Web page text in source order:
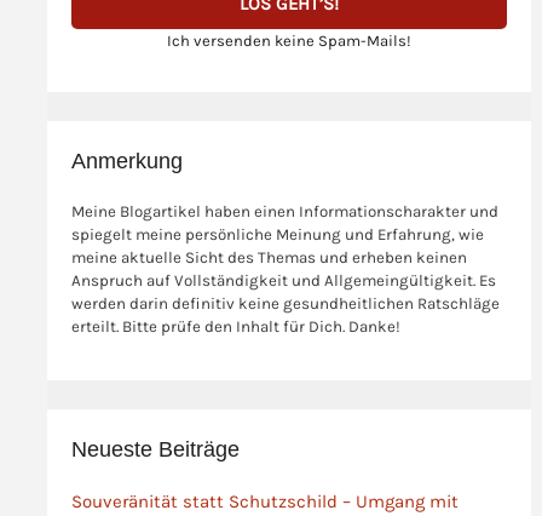
Ich versenden keine Spam-Mails!
Anmerkung
Meine Blogartikel haben einen Informationscharakter und
spiegelt meine persönliche Meinung und Erfahrung, wie
meine aktuelle Sicht des Themas und erheben keinen
Anspruch auf Vollständigkeit und Allgemeingültigkeit. Es
werden darin definitiv keine gesundheitlichen Ratschläge
erteilt. Bitte prüfe den Inhalt für Dich. Danke!
Neueste Beiträge
Souveränität statt Schutzschild – Umgang mit